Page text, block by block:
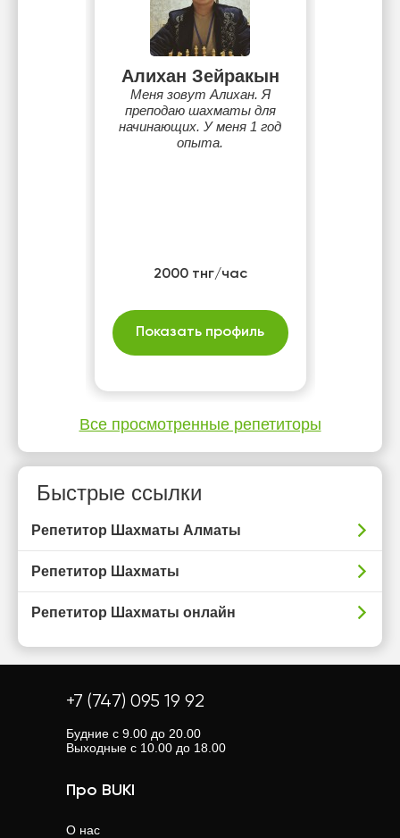
Алихан Зейракын
Меня зовут Алихан. Я
преподаю шахматы для
начинающих. У меня 1 год
опыта.
2000 тнг/час
Показать профиль
Все просмотренные репетиторы
Быстрые ссылки
Репетитор Шахматы Алматы
Репетитор Шахматы
Репетитор Шахматы онлайн
+7 (747) 095 19 92
Будние с 9.00 до 20.00
Выходные с 10.00 до 18.00
Про BUKI
О нас